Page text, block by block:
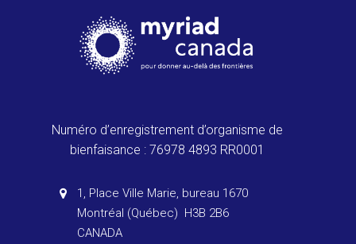
Numéro d’enregistrement d’organisme de
bienfaisance : 76978 4893 RR0001
1, Place Ville Marie, bureau 1670
Montréal (Québec) H3B 2B6
CANADA